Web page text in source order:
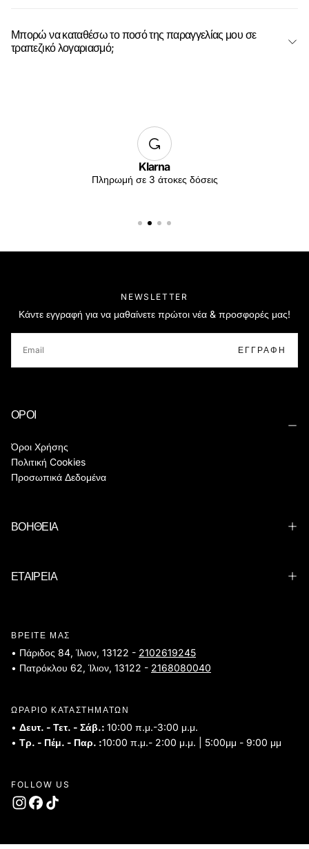
Μπορώ να καταθέσω το ποσό της παραγγελίας μου σε
τραπεζικό λογαριασμό;
Klarna
Πληρωμή σε 3 άτοκες δόσεις
NEWSLETTER
Κάντε εγγραφή για να μαθαίνετε πρώτοι νέα & προσφορές μας!
ΕΓΓΡΑΦΉ
ΟΡΟΙ
Όροι Χρήσης
Πολιτική Cookies
Προσωπικά Δεδομένα
ΒΟΗΘΕΙΑ
ΕΤΑΙΡΕΙΑ
ΒΡΕΙΤΕ ΜΑΣ
• Πάριδος 84, Ίλιον, 13122 - 2102619245
• Πατρόκλου 62, Ίλιον, 13122 - 2168080040
ΩΡΑΡΙΟ ΚΑΤΑΣΤΗΜΑΤΩΝ
• Δευτ. - Τετ. - Σάβ.: 10:00 π.μ.-3:00 μ.μ.
• Τρ. - Πέμ. - Παρ. :10:00 π.μ.- 2:00 μ.μ. | 5:00μμ - 9:00 μμ
FOLLOW US